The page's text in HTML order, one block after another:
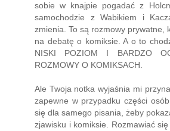
sobie w knajpie pogadać z
samochodzie z Wabikiem i
zmienia. To są rozmowy prywatne,
na debatę o komiksie. A o to
NISKI POZIOM I BARDZO
ROZMOWY O KOMIKSACH.
Ale Twoja notka wyjaśnia mi
zapewne w przypadku części
się dla samego pisania, żeby
zjawisku i komiksie. Rozmawiać